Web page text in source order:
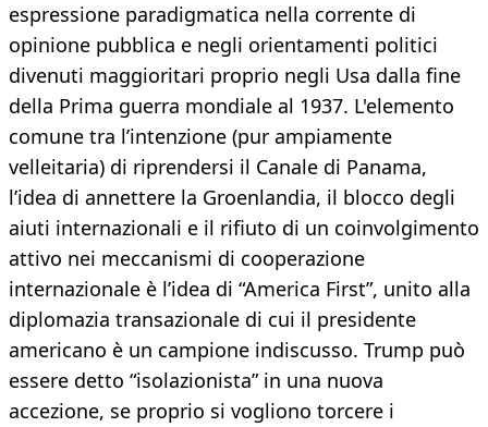
espressione paradigmatica nella corrente di
opinione pubblica e negli orientamenti politici
divenuti maggioritari proprio negli Usa dalla fine
della Prima guerra mondiale al 1937. L'elemento
comune tra l’intenzione (pur ampiamente
velleitaria) di riprendersi il Canale di Panama,
l’idea di annettere la Groenlandia, il blocco degli
aiuti internazionali e il rifiuto di un coinvolgimento
attivo nei meccanismi di cooperazione
internazionale è l’idea di “America First”, unito alla
diplomazia transazionale di cui il presidente
americano è un campione indiscusso. Trump può
essere detto “isolazionista” in una nuova
accezione, se proprio si vogliono torcere i